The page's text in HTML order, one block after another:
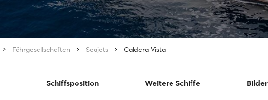
Fährgesellschaften Seajets Caldera Vista
Schiffsposition Weitere Schiffe Bilder